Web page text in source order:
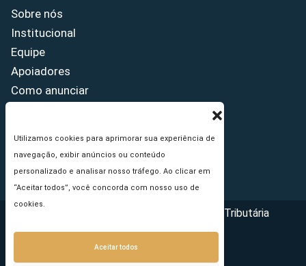
Utilizamos cookies para aprimorar sua experiência de
navegação, exibir anúncios ou conteúdo
personalizado e analisar nosso tráfego. Ao clicar em
“Aceitar todos”, você concorda com nosso uso de
cookies.
Aceitar todos
Sobre nós
Institucional
Equipe
Apoiadores
Como anunciar
Princípios Editoriais
Copyright © 2026 - Portal da Reforma Tributária